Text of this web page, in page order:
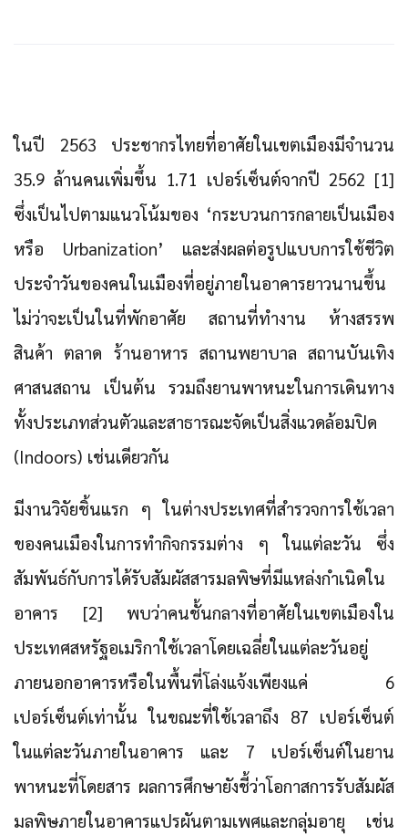
ในปี 2563 ประชากรไทยที่อาศัยในเขตเมืองมีจำนวน
35.9 ล้านคนเพิ่มขึ้น 1.71 เปอร์เซ็นต์จากปี 2562 [1]
ซึ่งเป็นไปตามแนวโน้มของ ‘กระบวนการกลายเป็นเมือง
หรือ Urbanization’ และส่งผลต่อรูปแบบการใช้ชีวิต
ประจำวันของคนในเมืองที่อยู่ภายในอาคารยาวนานขึ้น
ไม่ว่าจะเป็นในที่พักอาศัย สถานที่ทำงาน ห้างสรรพ
สินค้า ตลาด ร้านอาหาร สถานพยาบาล สถานบันเทิง
ศาสนสถาน เป็นต้น รวมถึงยานพาหนะในการเดินทาง
ทั้งประเภทส่วนตัวและสาธารณะจัดเป็นสิ่งแวดล้อมปิด
(Indoors) เช่นเดียวกัน
มีงานวิจัยชิ้นแรก ๆ ในต่างประเทศที่สำรวจการใช้เวลา
ของคนเมืองในการทำกิจกรรมต่าง ๆ ในแต่ละวัน ซึ่ง
สัมพันธ์กับการได้รับสัมผัสสารมลพิษที่มีแหล่งกำเนิดใน
อาคาร [2] พบว่าคนชั้นกลางที่อาศัยในเขตเมืองใน
ประเทศสหรัฐอเมริกาใช้เวลาโดยเฉลี่ยในแต่ละวันอยู่
ภายนอกอาคารหรือในพื้นที่โล่งแจ้งเพียงแค่ 6
เปอร์เซ็นต์เท่านั้น ในขณะที่ใช้เวลาถึง 87 เปอร์เซ็นต์
ในแต่ละวันภายในอาคาร และ 7 เปอร์เซ็นต์ในยาน
พาหนะที่โดยสาร ผลการศึกษายังชี้ว่าโอกาสการรับสัมผัส
มลพิษภายในอาคารแปรผันตามเพศและกลุ่มอายุ เช่น